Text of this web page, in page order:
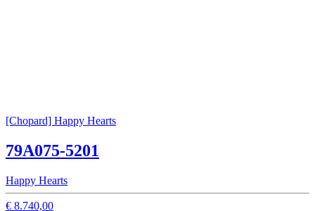
[Chopard] Happy Hearts
79A075-5201
Happy Hearts
€ 8.740,00